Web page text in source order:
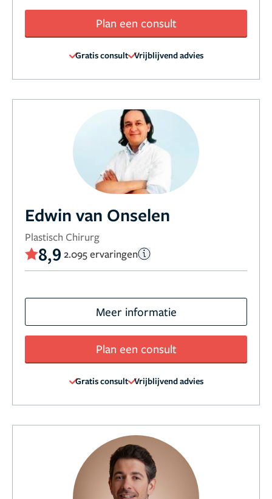
Plan een consult
Gratis consult Vrijblijvend advies
Edwin van Onselen
Plastisch Chirurg
8,9 2.095 ervaringen
Meer informatie
Plan een consult
Gratis consult Vrijblijvend advies